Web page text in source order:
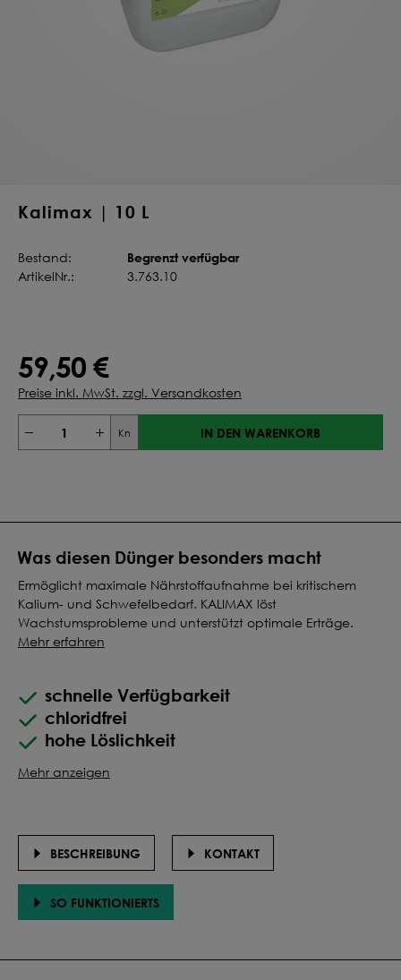
Kalimax | 10 L
Was diesen Dünger besonders macht
Ermöglicht maximale Nährstoffaufnahme bei kritischem
Kalium- und Schwefelbedarf. KALIMAX löst
Wachstumsprobleme und unterstützt optimale Erträge.
Mehr erfahren
schnelle Verfügbarkeit
chloridfrei
hohe Löslichkeit
Mehr anzeigen
59,50 €
Preise inkl. MwSt. zzgl. Versandkosten
Bestand: Begrenzt verfügbar
ArtikelNr.: 3.763.10
Kn IN DEN WARENKORB
BESCHREIBUNG KONTAKT
SO FUNKTIONIERTS
Deine Saat-